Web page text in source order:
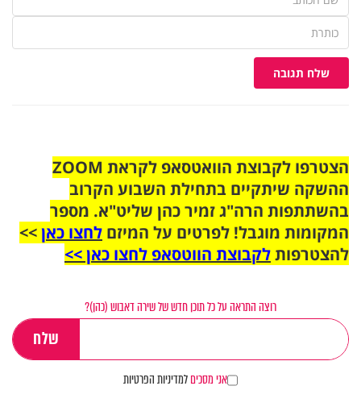
שלח תגובה
הצטרפו לקבוצת הוואטסאפ לקראת ZOOM
ההשקה שיתקיים בתחילת השבוע הקרוב
בהשתתפות הרה"ג זמיר כהן שליט"א. מספר
המקומות מוגבל! לפרטים על המיזם לחצו כאן>>
להצטרפותלקבוצת הווטסאפ לחצו כאן >>
רוצה התראה על כל תוכן חדש של שירה דאבוש (כהן)?
אני מסכיםלמדיניות הפרטיות